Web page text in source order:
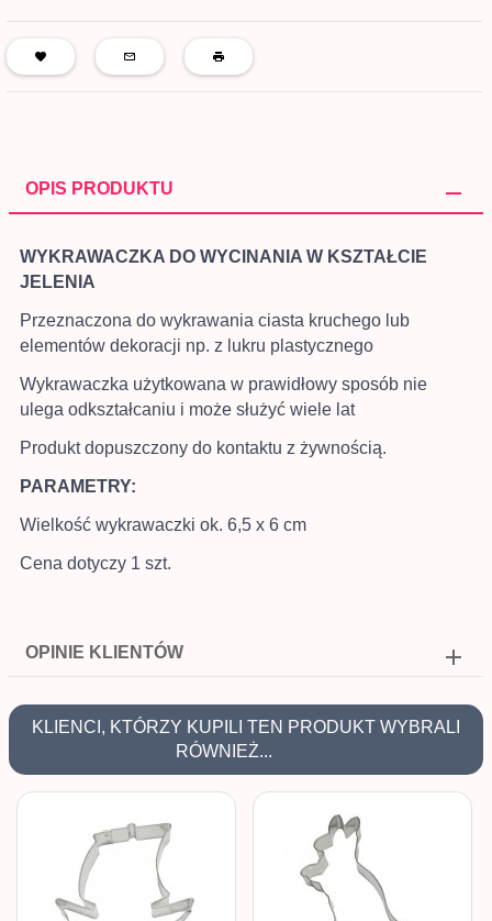
OPIS PRODUKTU
WYKRAWACZKA DO WYCINANIA W KSZTAŁCIE
JELENIA
Przeznaczona do wykrawania ciasta kruchego lub
elementów dekoracji np. z lukru plastycznego
Wykrawaczka użytkowana w prawidłowy sposób nie
ulega odkształcaniu i może służyć wiele lat
Produkt dopuszczony do kontaktu z żywnością.
PARAMETRY:
Wielkość wykrawaczki ok. 6,5 x 6 cm
Cena dotyczy 1 szt.
OPINIE KLIENTÓW
KLIENCI, KTÓRZY KUPILI TEN PRODUKT WYBRALI
RÓWNIEŻ...